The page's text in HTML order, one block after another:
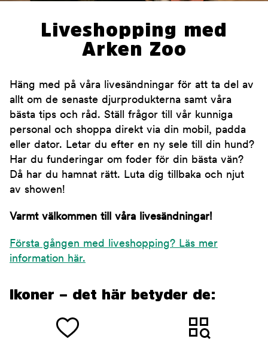
Liveshopping med
Arken Zoo
Häng med på våra livesändningar för att ta del av
allt om de senaste djurprodukterna samt våra
bästa tips och råd. Ställ frågor till vår kunniga
personal och shoppa direkt via din mobil, padda
eller dator. Letar du efter en ny sele till din hund?
Har du funderingar om foder för din bästa vän?
Då har du hamnat rätt. Luta dig tillbaka och njut
av showen!
Varmt välkommen till våra livesändningar!
Första gången med liveshopping? Läs mer
information här.
Ikoner – det här betyder de: